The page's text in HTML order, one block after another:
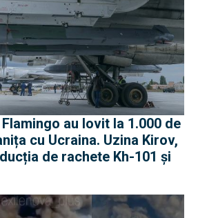
au lovit la 1.000 de
cu Ucraina. Uzina Kirov,
de rachete Kh-101 și